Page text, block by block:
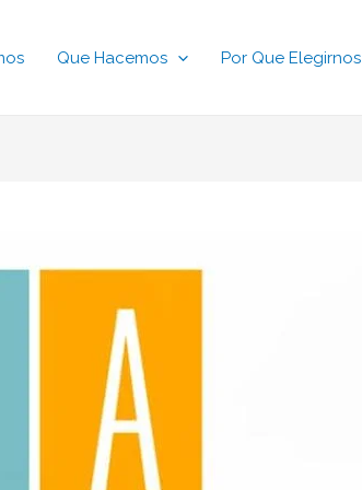
Que Hacemos Por Que Elegirnos